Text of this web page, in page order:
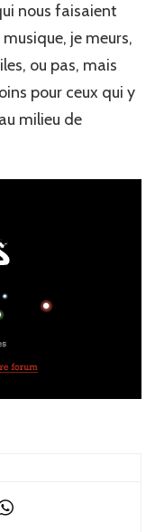
nous faisaient
je meurs,
ou pas, mais
pour ceux qui y
milieu de